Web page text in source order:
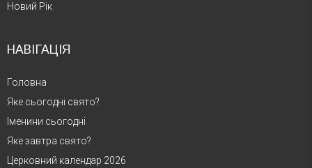
Новий Рік
НАВІГАЦІЯ
Головна
Яке сьогодні свято?
Іменини сьогодні
Яке завтра свято?
Церковний календар 2026